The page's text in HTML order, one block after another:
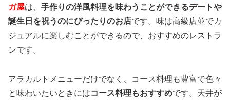
ガ屋は、 手作りの洋風料理を味わうことができるデートや
誕生日を祝うのにぴったりのお店です。味は高級店並でカ
ジュアルに楽しむことができるので、おすすめのレストラ
ンです。
アラカルトメニューだけでなく、コース料理も豊富で色々
と味わいたいときにはコース料理もおすすめです。天井が